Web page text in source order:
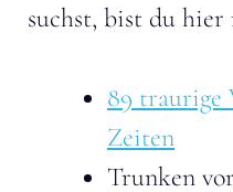
suchst, bist du
89 traurige
Zeiten
Trunken